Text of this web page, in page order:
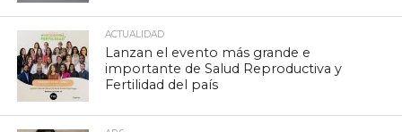
ACTUALIDAD
Lanzan el evento más grande e
importante de Salud Reproductiva y
Fertilidad del país